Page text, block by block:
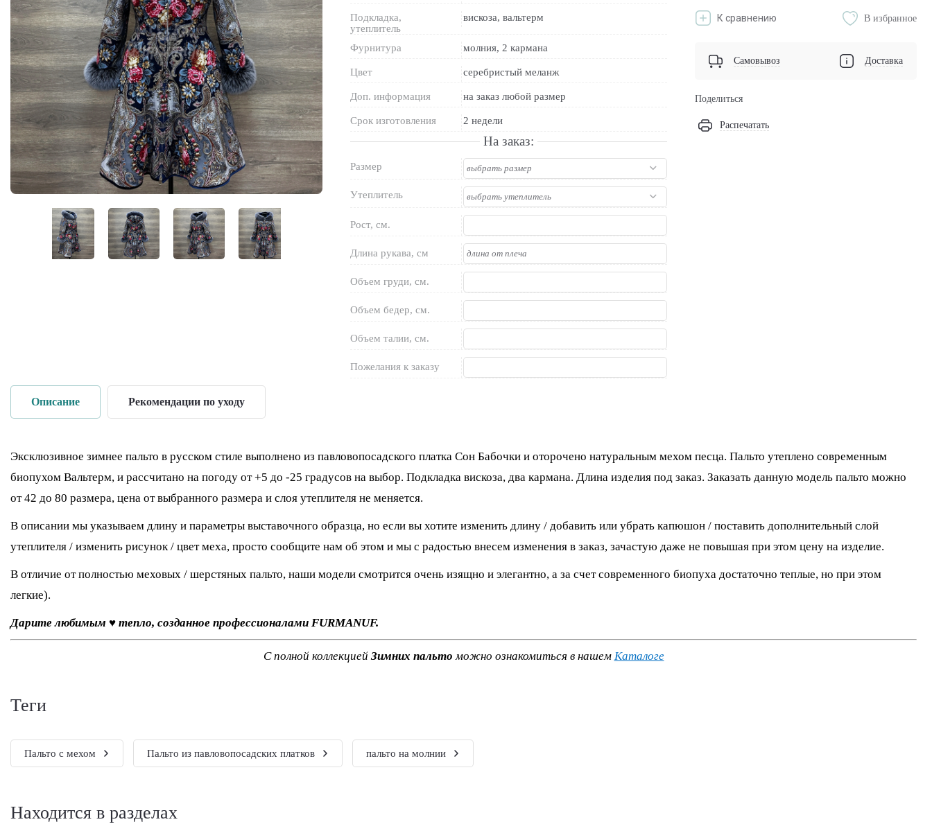
Подкладка,
утеплитель
вискоза, вальтерм
Фурнитура молния, 2 кармана
Цвет серебристый меланж
Доп. информация на заказ любой размер
Рост, см.
Длина рукава, см
Объем груди, см.
Объем бедер, см.
Объем талии, см.
Пожелания к заказу
Срок изготовления 2 недели
На заказ:
Размер
Утеплитель
К сравнению В избранное
Самовывоз Доставка
Поделиться
Распечатать
Описание Рекомендации по уходу
Эксклюзивное зимнее пальто в русском стиле выполнено из павловопосадского платка Сон Бабочки и оторочено натуральным мехом песца. Пальто утеплено современным
биопухом Вальтерм, и рассчитано на погоду от +5 до -25 градусов на выбор. Подкладка вискоза, два кармана. Длина изделия под заказ. Заказать данную модель пальто можно
от 42 до 80 размера, цена от выбранного размера и слоя утеплителя не меняется.
В описании мы указываем длину и параметры выставочного образца, но если вы хотите изменить длину / добавить или убрать капюшон / поставить дополнительный слой
утеплителя / изменить рисунок / цвет меха, просто сообщите нам об этом и мы с радостью внесем изменения в заказ, зачастую даже не повышая при этом цену на изделие.
В отличие от полностью меховых / шерстяных пальто, наши модели смотрится очень изящно и элегантно, а за счет современного биопуха достаточно теплые, но при этом
легкие).
Дарите любимым ♥ тепло, созданное профессионалами FURMANUF.
С полной коллекцией Зимних пальто можно ознакомиться в нашем Каталоге
теги
Пальто с мехом Пальто из павловопосадских платков пальто на молнии
Находится в разделах